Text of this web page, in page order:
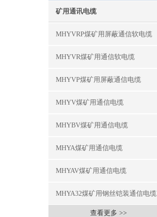
矿用通讯电缆
MHYVRP煤矿用屏蔽通信软电缆
MHYVR煤矿用通信软电缆
MHYVP煤矿用屏蔽通信电缆
MHYV煤矿用通信电缆
MHYBV煤矿用通信电缆
MHYA煤矿用通信电缆
MHYAV煤矿用通信电缆
MHYA32煤矿用钢丝铠装通信电缆
查看更多 >>